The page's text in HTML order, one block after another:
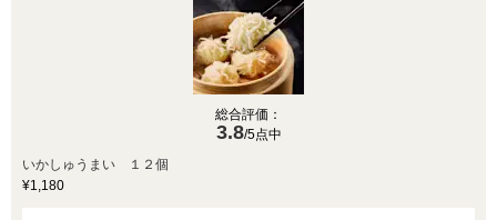
総合評価：
3.8/5点中
いかしゅうまい １２個
¥1,180